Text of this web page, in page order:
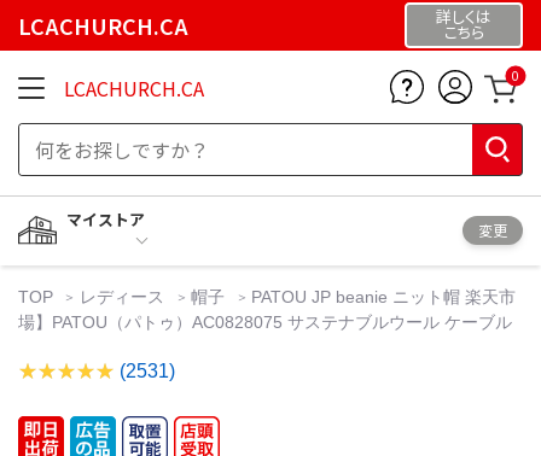
LCACHURCH.CA 詳しくは
こちら
LCACHURCH.CA 0
マイストア
変更
TOP レディース 帽子
PATOU JP beanie ニット帽 楽天市
場】PATOU（パトゥ）AC0828075 サステナブルウール ケーブル
(2531)